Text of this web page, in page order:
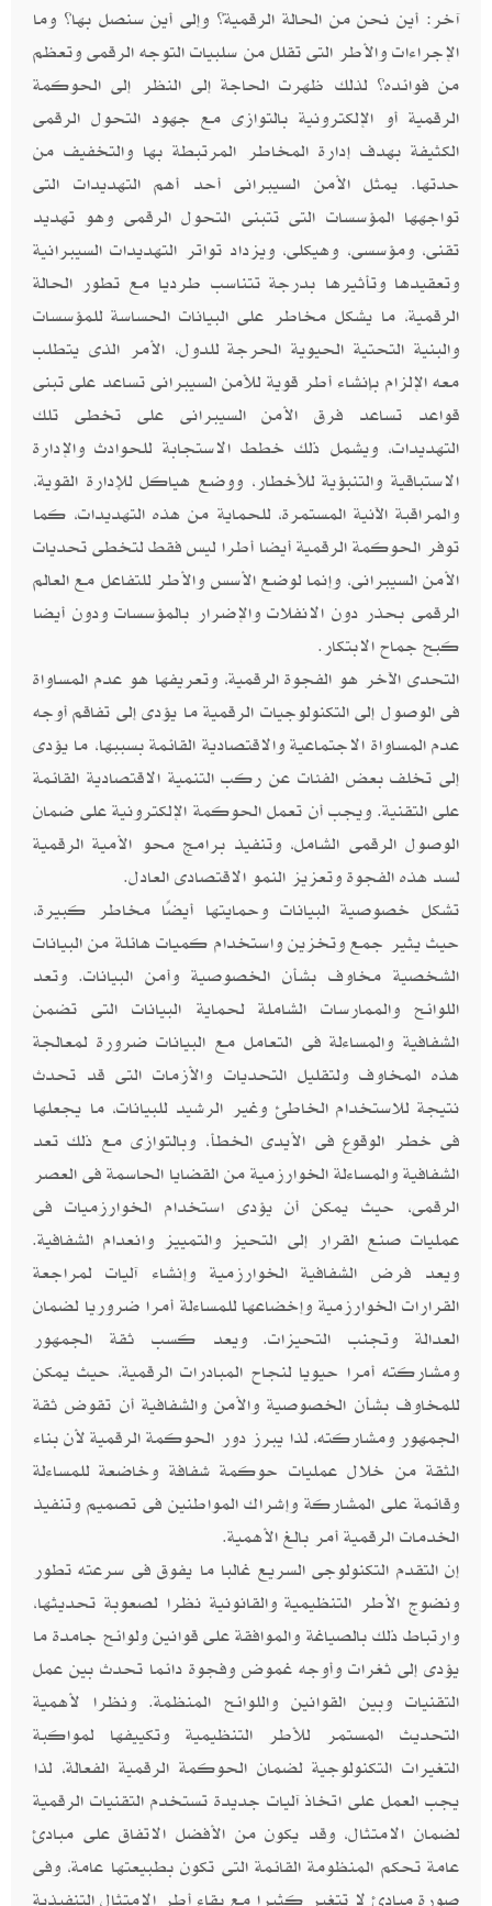
آخر: أين نحن من الحالة الرقمية؟ وإلى أين سنصل بها؟ وما
الإجراءات والأطر التى تقلل من سلبيات التوجه الرقمى وتعظم
من فوائده؟ لذلك ظهرت الحاجة إلى النظر إلى الحوكمة
الرقمية أو الإلكترونية بالتوازى مع جهود التحول الرقمى
الكثيفة بهدف إدارة المخاطر المرتبطة بها والتخفيف من
حدتها. يمثل الأمن السيبرانى أحد أهم التهديدات التى
تواجهها المؤسسات التى تتبنى التحول الرقمى وهو تهديد
تقنى، ومؤسسى، وهيكلى، ويزداد تواتر التهديدات السيبرانية
وتعقيدها وتأثيرها بدرجة تتناسب طرديا مع تطور الحالة
الرقمية، ما يشكل مخاطر على البيانات الحساسة للمؤسسات
والبنية التحتية الحيوية الحرجة للدول، الأمر الذى يتطلب
معه الإلزام بإنشاء أطر قوية للأمن السيبرانى تساعد على تبنى
قواعد تساعد فرق الأمن السيبرانى على تخطى تلك
التهديدات، ويشمل ذلك خطط الاستجابة للحوادث والإدارة
الاستباقية والتنبؤية للأخطار، ووضع هياكل للإدارة القوية،
والمراقبة الآنية المستمرة، للحماية من هذه التهديدات، كما
توفر الحوكمة الرقمية أيضا أطرا ليس فقط لتخطى تحديات
الأمن السيبرانى، وإنما لوضع الأسس والأطر للتفاعل مع العالم
الرقمى بحذر دون الانفلات والإضرار بالمؤسسات ودون أيضا
كبح جماح الابتكار.
التحدى الآخر هو الفجوة الرقمية، وتعريفها هو عدم المساواة
فى الوصول إلى التكنولوجيات الرقمية ما يؤدى إلى تفاقم أوجه
عدم المساواة الاجتماعية والاقتصادية القائمة بسببها، ما يؤدى
إلى تخلف بعض الفئات عن ركب التنمية الاقتصادية القائمة
على التقنية. ويجب أن تعمل الحوكمة الإلكترونية على ضمان
الوصول الرقمى الشامل، وتنفيذ برامج محو الأمية الرقمية
لسد هذه الفجوة وتعزيز النمو الاقتصادى العادل.
تشكل خصوصية البيانات وحمايتها أيضًا مخاطر كبيرة،
حيث يثير جمع وتخزين واستخدام كميات هائلة من البيانات
الشخصية مخاوف بشأن الخصوصية وأمن البيانات. وتعد
اللوائح والممارسات الشاملة لحماية البيانات التى تضمن
الشفافية والمساءلة فى التعامل مع البيانات ضرورة لمعالجة
هذه المخاوف ولتقليل التحديات والأزمات التى قد تحدث
نتيجة للاستخدام الخاطئ وغير الرشيد للبيانات، ما يجعلها
فى خطر الوقوع فى الأيدى الخطأ، وبالتوازى مع ذلك تعد
الشفافية والمساءلة الخوارزمية من القضايا الحاسمة فى العصر
الرقمى، حيث يمكن أن يؤدى استخدام الخوارزميات فى
عمليات صنع القرار إلى التحيز والتمييز وانعدام الشفافية.
ويعد فرض الشفافية الخوارزمية وإنشاء آليات لمراجعة
القرارات الخوارزمية وإخضاعها للمساءلة أمرا ضروريا لضمان
العدالة وتجنب التحيزات. ويعد كسب ثقة الجمهور
ومشاركته أمرا حيويا لنجاح المبادرات الرقمية، حيث يمكن
للمخاوف بشأن الخصوصية والأمن والشفافية أن تقوض ثقة
الجمهور ومشاركته، لذا يبرز دور الحوكمة الرقمية لأن بناء
الثقة من خلال عمليات حوكمة شفافة وخاضعة للمساءلة
وقائمة على المشاركة وإشراك المواطنين فى تصميم وتنفيذ
الخدمات الرقمية أمر بالغ الأهمية.
إن التقدم التكنولوجى السريع غالبا ما يفوق فى سرعته تطور
ونضوج الأطر التنظيمية والقانونية نظرا لصعوبة تحديثها،
وارتباط ذلك بالصياغة والموافقة على قوانين ولوائح جامدة ما
يؤدى إلى ثغرات وأوجه غموض وفجوة دائما تحدث بين عمل
التقنيات وبين القوانين واللوائح المنظمة. ونظرا لأهمية
التحديث المستمر للأطر التنظيمية وتكييفها لمواكبة
التغيرات التكنولوجية لضمان الحوكمة الرقمية الفعالة، لذا
يجب العمل على اتخاذ آليات جديدة تستخدم التقنيات الرقمية
لضمان الامتثال، وقد يكون من الأفضل الاتفاق على مبادئ
عامة تحكم المنظومة القائمة التى تكون بطبيعتها عامة، وفى
صورة مبادئ لا تتغير كثيرا مع بقاء أطر الامتثال التنفيذية